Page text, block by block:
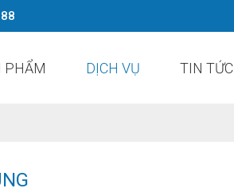
PHẨM DỊCH VỤ TIN TỨC